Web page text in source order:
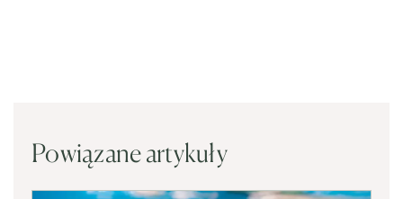
Powiązane artykuły